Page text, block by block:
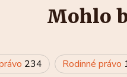
Mohlo
234 Rodinné právo